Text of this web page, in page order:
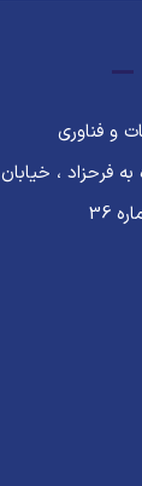
و فناوری
به فرحزاد ، خیابان
36